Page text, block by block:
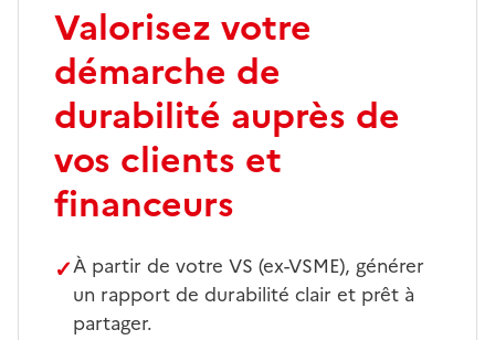
Valorisez votre
démarche de
durabilité auprès de
vos clients et
financeurs
✓À partir de votre VS (ex-VSME), générer
un rapport de durabilité clair et prêt à
partager.